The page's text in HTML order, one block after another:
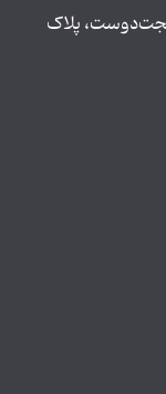
حجت‌دوست، پلاک